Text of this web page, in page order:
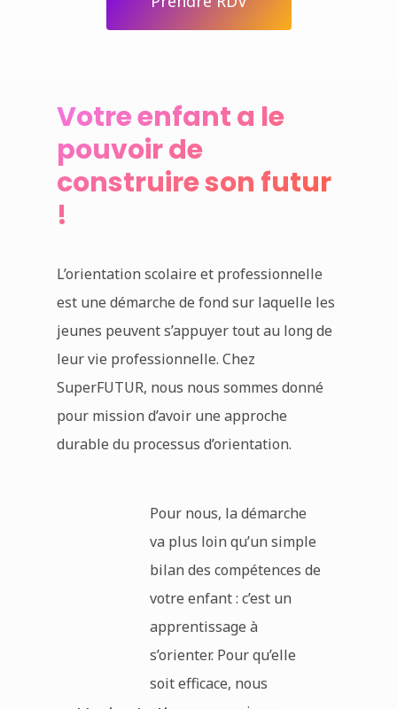
Votre enfant a le
pouvoir de
construire son futur
!
L’orientation scolaire et professionnelle
est une démarche de fond sur laquelle les
jeunes peuvent s’appuyer tout au long de
leur vie professionnelle. Chez
SuperFUTUR, nous nous sommes donné
pour mission d’avoir une approche
durable du processus d’orientation.
Pour nous, la démarche
va plus loin qu’un simple
bilan des compétences de
votre enfant : c’est un
apprentissage à
s’orienter. Pour qu’elle
soit efficace, nous